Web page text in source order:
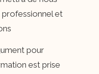
et
pour
est prise